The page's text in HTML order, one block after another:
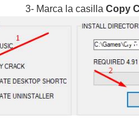
3- Marca la casillaCopy